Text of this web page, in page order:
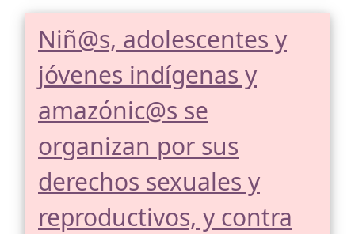
Niñ@s, adolescentes y
jóvenes indígenas y
amazónic@s se
organizan por sus
derechos sexuales y
reproductivos, y contra